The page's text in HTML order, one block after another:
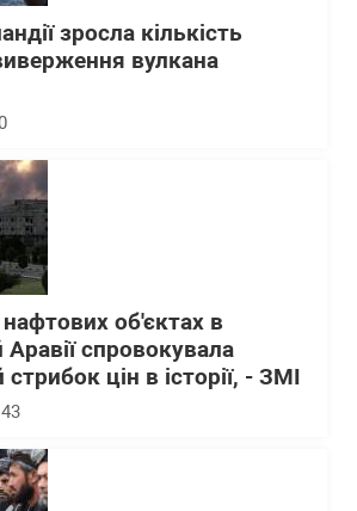
зросла кількість
вулкана
об'єктах в
Аравії спровокувала
цін в історії, - ЗМІ